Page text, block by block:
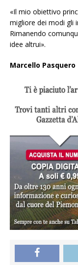
«Il mio obiettivo
migliore dei modi gli
Rimanendo
idee altrui».
Marcello Pasquero